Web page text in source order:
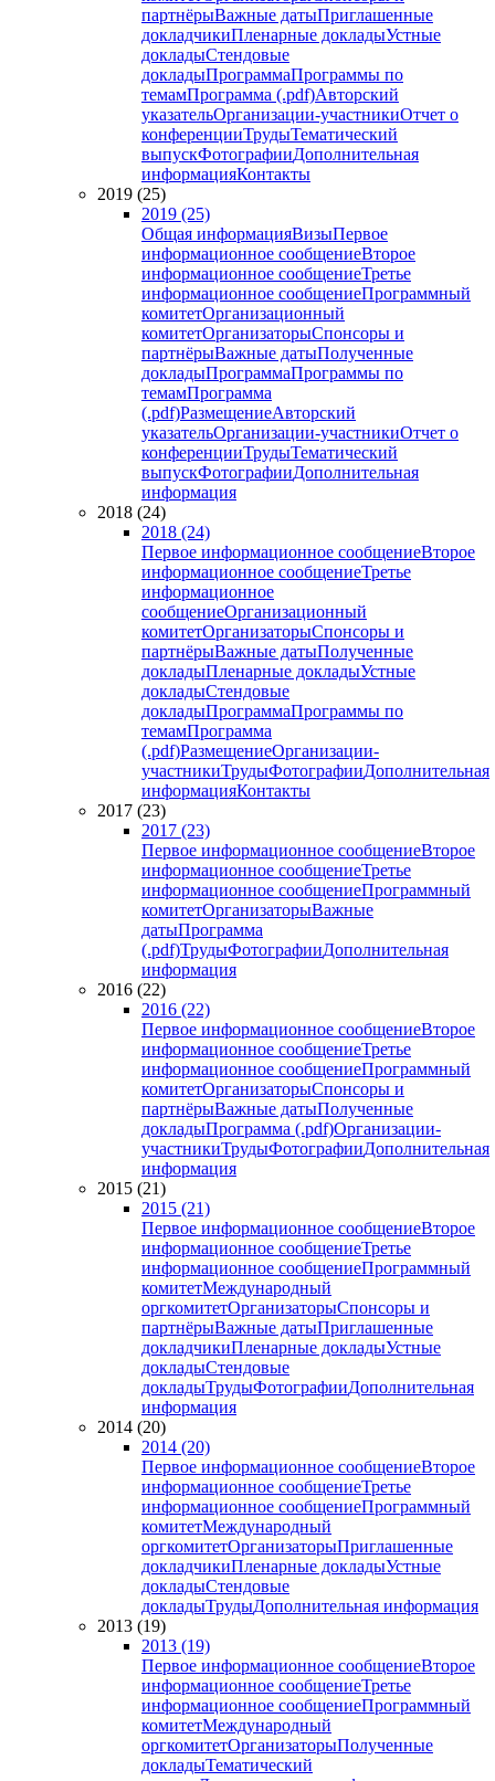
партнёрыВажные датыПриглашенные
докладчикиПленарные докладыУстные
докладыСтендовые
докладыПрограммаПрограммы по
темамПрограмма (.pdf)Авторский
указательОрганизации-участникиОтчет о
конференцииТрудыТематический
выпускФотографииДополнительная
информацияКонтакты
2019 (25)
2019 (25)
Общая информацияВизыПервое
информационное сообщениеВторое
информационное сообщениеТретье
информационное сообщениеПрограммный
комитетОрганизационный
комитетОрганизаторыСпонсоры и
партнёрыВажные датыПолученные
докладыПрограммаПрограммы по
темамПрограмма
(.pdf)РазмещениеАвторский
указательОрганизации-участникиОтчет о
конференцииТрудыТематический
выпускФотографииДополнительная
информация
2018 (24)
2018 (24)
Первое информационное сообщениеВторое
информационное сообщениеТретье
информационное
сообщениеОрганизационный
комитетОрганизаторыСпонсоры и
партнёрыВажные датыПолученные
докладыПленарные докладыУстные
докладыСтендовые
докладыПрограммаПрограммы по
темамПрограмма
(.pdf)РазмещениеОрганизации-
участникиТрудыФотографииДополнительная
информацияКонтакты
2017 (23)
2017 (23)
Первое информационное сообщениеВторое
информационное сообщениеТретье
информационное сообщениеПрограммный
комитетОрганизаторыВажные
датыПрограмма
(.pdf)ТрудыФотографииДополнительная
информация
2016 (22)
2016 (22)
Первое информационное сообщениеВторое
информационное сообщениеТретье
информационное сообщениеПрограммный
комитетОрганизаторыСпонсоры и
партнёрыВажные датыПолученные
докладыПрограмма (.pdf)Организации-
участникиТрудыФотографииДополнительная
информация
2015 (21)
2015 (21)
Первое информационное сообщениеВторое
информационное сообщениеТретье
информационное сообщениеПрограммный
комитетМеждународный
оргкомитетОрганизаторыСпонсоры и
партнёрыВажные датыПриглашенные
докладчикиПленарные докладыУстные
докладыСтендовые
докладыТрудыФотографииДополнительная
информация
2014 (20)
2014 (20)
Первое информационное сообщениеВторое
информационное сообщениеТретье
информационное сообщениеПрограммный
комитетМеждународный
оргкомитетОрганизаторыПриглашенные
докладчикиПленарные докладыУстные
докладыСтендовые
докладыТрудыДополнительная информация
2013 (19)
2013 (19)
Первое информационное сообщениеВторое
информационное сообщениеТретье
информационное сообщениеПрограммный
комитетМеждународный
оргкомитетОрганизаторыПолученные
докладыТематический